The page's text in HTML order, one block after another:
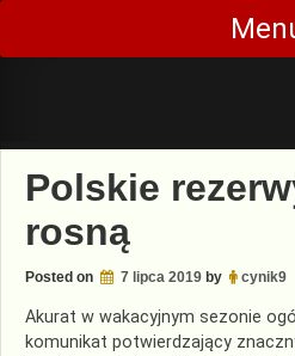
Skip
content
Polskie
rosną
Posted on 7 lipca 2019 by cynik9
Akurat w wakacyjnym sezonie
komunikat potwierdzający